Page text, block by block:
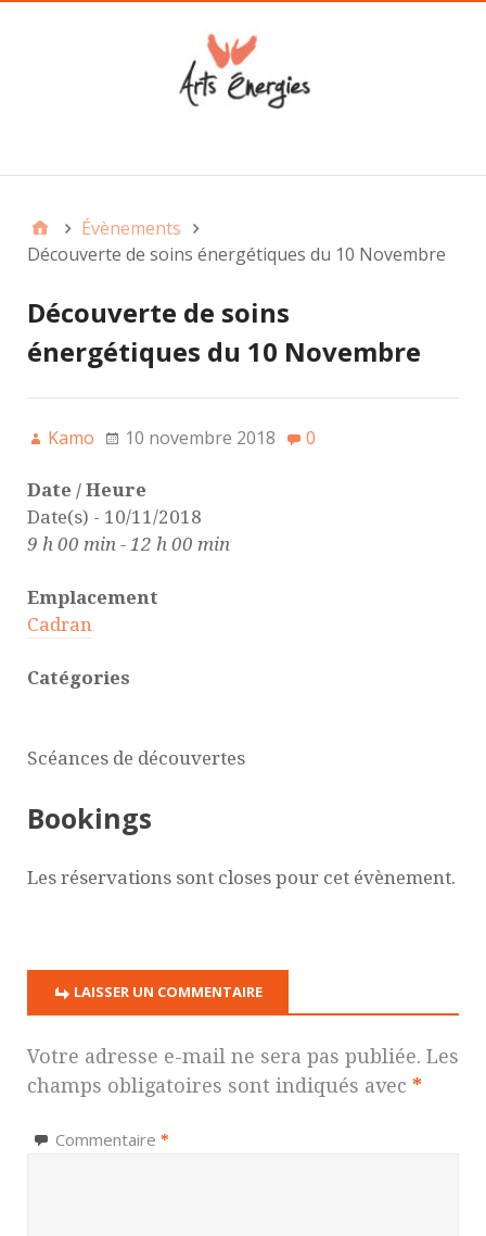
Évènements
Découverte de soins énergétiques du 10 Novembre
Découverte de soins
énergétiques du 10 Novembre
Kamo 10 novembre 2018 0
Date / Heure
Date(s) - 10/11/2018
9 h 00 min - 12 h 00 min
Emplacement
Cadran
Catégories
Scéances de découvertes
Bookings
Les réservations sont closes pour cet évènement.
LAISSER UN COMMENTAIRE
Votre adresse e-mail ne sera pas publiée. Les
champs obligatoires sont indiqués avec *
Commentaire *